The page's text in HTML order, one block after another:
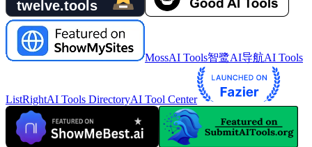
MossAI Tools智鹭AI导航AI Tools
ListRightAI Tools DirectoryAI Tool Center